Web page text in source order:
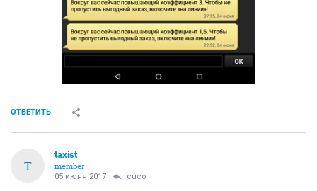
ОТВЕТИТЬ
T
taxist
member
05 июня 2017 cuco